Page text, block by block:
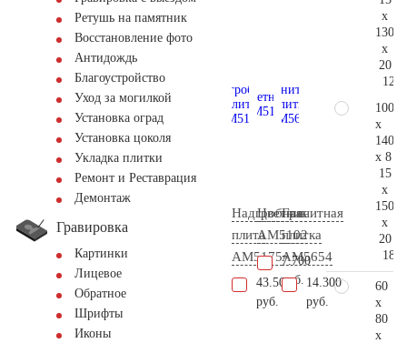
Ретушь на памятник
Восстановление фото
Антидождь
Благоустройство
Уход за могилкой
Установка оград
Установка цоколя
Укладка плитки
Ремонт и Реставрация
Демонтаж
Гравировка
Картинки
Лицевое
Обратное
Шрифты
Иконы
Надгробная
плита
AM5175
43.500
руб.
Цветник
AM5102
7.700
руб.
Гранитная
плитка
AM5654
14.300
руб.
x
130
x
20
100
x
140
x 8
15
x
150
x
20
60
x
80
x